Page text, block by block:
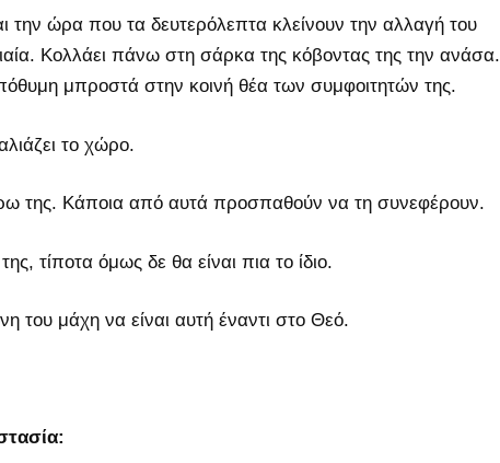
την ώρα που τα δευτερόλεπτα κλείνουν την αλλαγή του
Κολλάει πάνω στη σάρκα της κόβοντας της την ανάσα.
μπροστά στην κοινή θέα των συμφοιτητών της.
το χώρο.
της. Κάποια από αυτά προσπαθούν να τη συνεφέρουν.
τίποτα όμως δε θα είναι πια το ίδιο.
του μάχη να είναι αυτή έναντι στο Θεό.